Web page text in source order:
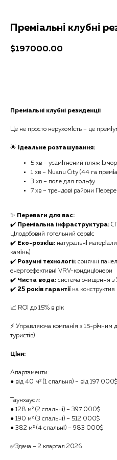
Преміальні клубні
$197000.00
Преміальні клубні резиденції
Це не просто нерухомість – це
🌟 Ідеальне розташування:
5 хв – усамітнений пляж із
1 хв – Nuanu City (44 га
3 хв – поле для гольфу
7 хв – трендові райони
✨ Переваги для вас:
✔️ Преміальна інфраструктура:
цілодобовий готельний сервіс
✔️ Еко-розкіш: натуральні
камінь)
✔️ Розумні технології: сонячні
енергоефективні VRV-кондиціонери
✔️ Чиста вода: система очищення з
✔️ 25 років гарантії на конструктив
📈 ROI до 15% в рік
⚡️ Управляюча компанія з 15-річним
туристів)
Ціни:
Апартаменти:
● від 40 м² (1 спальня) – від 197 000$
Таунхауси:
● 128 м² (2 спальні) – 397 000$
● 190 м² (3 спальні) – 512 000$
● 382 м² (4 спальні) – 983 000$
✅Здача – 2 квартал 2026